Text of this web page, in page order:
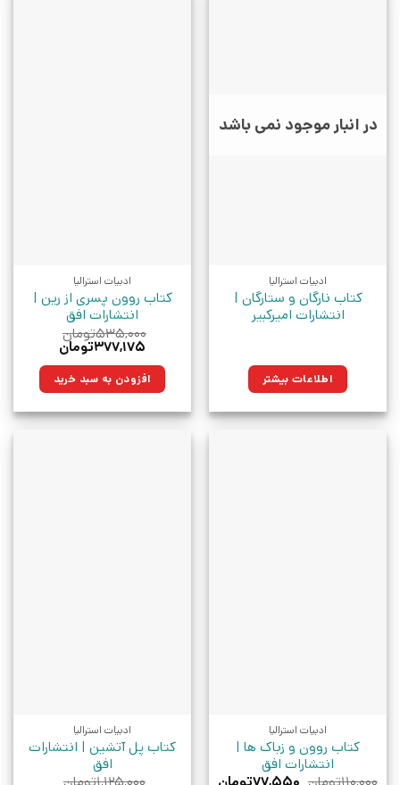
در انبار موجود نمی باشد
ادبیات استرالیا
کتاب نارگان و ستارگان |
انتشارات امیرکبیر
اطلاعات بیشتر
ادبیات استرالیا
کتاب روون پسری از رین |
انتشارات افق
۵۳۵,۰۰۰تومان
قیمت
۵۳۵,۰۰۰تومان
بود.
۳۷۷,۱۷۵تومان
۳۷۷,۱۷۵تومان.افزودن به سبد خرید
ادبیات استرالیا
کتاب روون و زباک ها |
انتشارات افق
ادبیات استرالیا
کتاب پل آتشین | انتشارات
افق